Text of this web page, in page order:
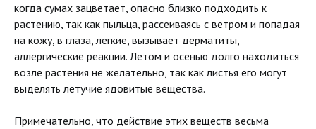
когда сумах зацветает, опасно близко подходить к
растению, так как пыльца, рассеиваясь с ветром и попадая
на кожу, в глаза, легкие, вызывает дерматиты,
аллергические реакции. Летом и осенью долго находиться
возле растения не желательно, так как листья его могут
выделять летучие ядовитые вещества.
Примечательно, что действие этих веществ весьма